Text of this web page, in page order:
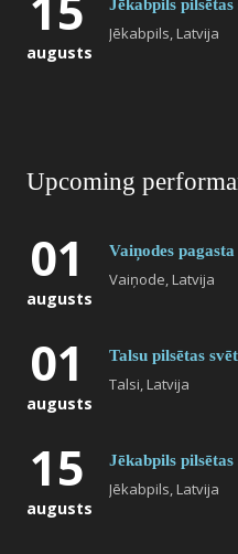
augusts
Jēkabpils
Jēkabpils, Latvija
Upcoming
01
augusts
Vaiņodes
Vaiņode, Latvija
01
augusts
Talsu pilsētas
Talsi, Latvija
15
augusts
Jēkabpils
Jēkabpils, Latvija